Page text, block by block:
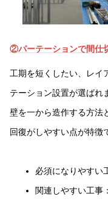
②パーテーションで間仕
工期を短くしたい、レイ
テーション設置が選ばれ
壁を一から造作する方法
回復がしやすい点が特徴
必須になりやすい
関連しやすい工事